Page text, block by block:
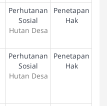
Perhutanan
Sosial
Hutan Desa
Penetapan
Hak
Perhutanan
Sosial
Hutan Desa
Penetapan
Hak